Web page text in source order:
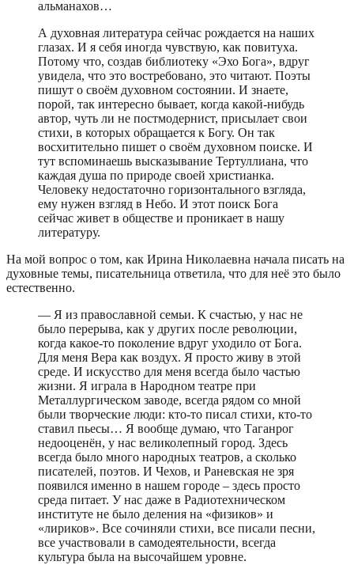
альманахов…
А духовная литература сейчас рождается на наших
глазах. И я себя иногда чувствую, как повитуха.
Потому что, создав библиотеку «Эхо Бога», вдруг
увидела, что это востребовано, это читают. Поэты
пишут о своём духовном состоянии. И знаете,
порой, так интересно бывает, когда какой-нибудь
автор, чуть ли не постмодернист, присылает свои
стихи, в которых обращается к Богу. Он так
восхитительно пишет о своём духовном поиске. И
тут вспоминаешь высказывание Тертуллиана, что
каждая душа по природе своей христианка.
Человеку недостаточно горизонтального взгляда,
ему нужен взгляд в Небо. И этот поиск Бога
сейчас живет в обществе и проникает в нашу
литературу.
На мой вопрос о том, как Ирина Николаевна начала писать на
духовные темы, писательница ответила, что для неё это было
естественно.
— Я из православной семьи. К счастью, у нас не
было перерыва, как у других после революции,
когда какое-то поколение вдруг уходило от Бога.
Для меня Вера как воздух. Я просто живу в этой
среде. И искусство для меня всегда было частью
жизни. Я играла в Народном театре при
Металлургическом заводе, всегда рядом со мной
были творческие люди: кто-то писал стихи, кто-то
ставил пьесы… Я вообще думаю, что Таганрог
недооценён, у нас великолепный город. Здесь
всегда было много народных театров, а сколько
писателей, поэтов. И Чехов, и Раневская не зря
появился именно в нашем городе – здесь просто
среда питает. У нас даже в Радиотехническом
институте не было деления на «физиков» и
«лириков». Все сочиняли стихи, все писали песни,
все участвовали в самодеятельности, всегда
культура была на высочайшем уровне.